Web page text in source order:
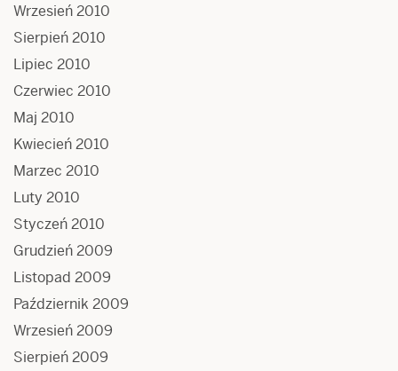
Wrzesień 2010
Sierpień 2010
Lipiec 2010
Czerwiec 2010
Maj 2010
Kwiecień 2010
Marzec 2010
Luty 2010
Styczeń 2010
Grudzień 2009
Listopad 2009
Październik 2009
Wrzesień 2009
Sierpień 2009